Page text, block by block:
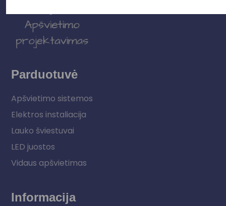
Parduotuvė
Apšvietimo sistemos
Elektros instaliacija
Lauko šviestuvai
LED juostos
Vidaus apšvietimas
Informacija